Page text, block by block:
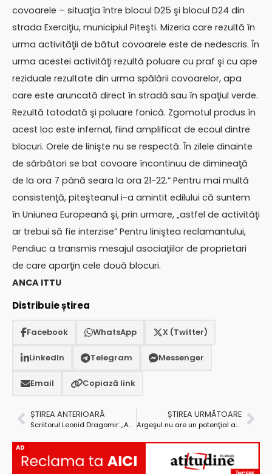
covoarele – situaţia între blocul D25 şi blocul D24 din
strada Exerciţiu, municipiul Piteşti. Mizeria care rezultă în
urma activităţii de bătut covoarele este de nedescris. În
urma acestei activităţi rezultă poluare cu praf şi cu ape
reziduale rezultate din urma spălării covoarelor, apa
care este aruncată direct în stradă sau în spaţiul verde.
Rezultă totodată şi poluare fonică. Zgomotul produs în
acest loc este infernal, fiind amplificat de ecoul dintre
blocuri. Orele de linişte nu se respectă. În zilele dinainte
de sărbători se bat covoare încontinuu de dimineaţă
de la ora 7 până seara la ora 21-22.” Pentru mai multă
consistenţă, piteşteanul i-a amintit edilului că suntem
în Uniunea Europeană şi, prin urmare, „astfel de activităţi
ar trebui să fie interzise” Pentru liniştea reclamantului,
Pendiuc a transmis mesajul asociaţiilor de proprietari
de care aparţin cele două blocuri.
ANCA ITTU
Distribuie știrea
Facebook WhatsApp X (Twitter)
LinkedIn Telegram Messenger
Email Copiază link
ȘTIREA ANTERIOARĂ
Scriitorul Leonid Dragomir: „Am făcut filozofie dintr-o nevoie de a compensa ceea ce nu-mi oferea medicina”
ȘTIREA URMĂTOARE
Argeşul nu are un potenţial agricol maxim, dar are o agricultură bine structurată şi dezvoltată
AD